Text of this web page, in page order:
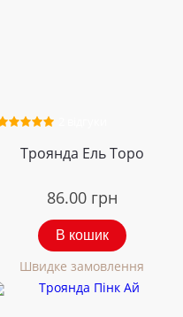
Троянда Ель Торо
86.00 грн
В кошик
Швидке замовлення